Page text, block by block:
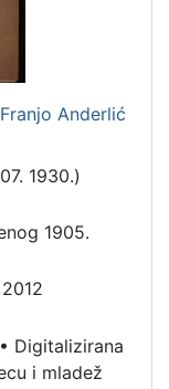
Anderlić
1930.)
1905.
• Digitalizirana
i mladež